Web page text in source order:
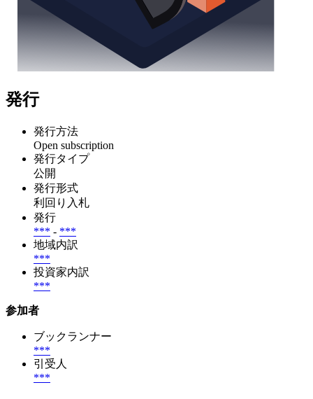
発行
発行方法
Open subscription
発行タイプ
公開
発行形式
利回り入札
発行
*** - ***
地域内訳
***
投資家内訳
***
参加者
ブックランナー
***
引受人
***